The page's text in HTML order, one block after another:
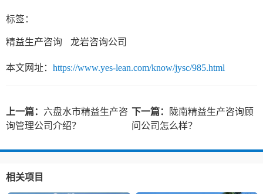
标签：
精益生产咨询 龙岩咨询公司
本文网址： https://www.yes-lean.com/know/jysc/985.html
上一篇： 六盘水市精益生产咨
询管理公司介绍？
下一篇：
陇南精益生产咨询顾
问公司怎么样？
相关项目